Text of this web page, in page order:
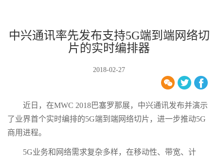
中兴通讯率先发布支持5G端到端网络切
片的实时编排器
2018-02-27
近日，在MWC 2018巴塞罗那展，中兴通讯发布并演示
了业界首个实时编排的5G端到端网络切片，进一步推动5G
商用进程。
5G业务和网络需求复杂多样，在移动性、带宽、计